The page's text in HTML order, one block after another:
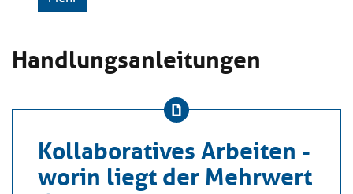
Handlungsanleitungen
Kollaboratives Arbeiten -
worin liegt der Mehrwert